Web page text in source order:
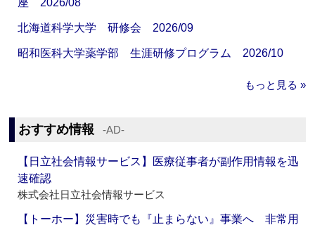
座 2026/08
北海道科学大学 研修会 2026/09
昭和医科大学薬学部 生涯研修プログラム 2026/10
もっと見る »
おすすめ情報 ‐AD‐
【日立社会情報サービス】医療従事者が副作用情報を迅
速確認
株式会社日立社会情報サービス
【トーホー】災害時でも『止まらない』事業へ 非常用